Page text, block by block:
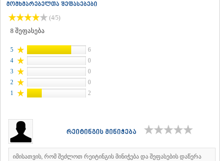
ᲒᲝᲠᲘ
ᲙᲐᲡᲞᲘ
ᲥᲐᲠᲔᲚᲘ
ᲮᲐᲨᲣᲠᲘ
ᲡᲐᲥᲐᲠᲗᲕᲔᲚᲝ
მომხმარებელთა შეფასებები
(4/5)
8 შეფასება
5
6
4
0
3
0
2
0
1
2
რეიტინგის მინიჭება
იმისათვის, რომ შეძლოთ რეიტინგის მინიჭება და შეფასების დაწერა